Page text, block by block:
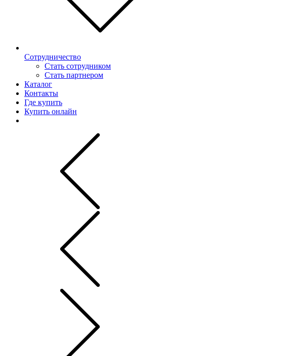
Сотрудничество
Стать сотрудником
Стать партнером
Каталог
Контакты
Где купить
Купить онлайн